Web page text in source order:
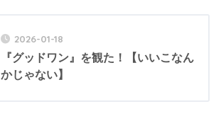
2026-01-18
『グッドワン』を観た！【いいこなん
かじゃない】